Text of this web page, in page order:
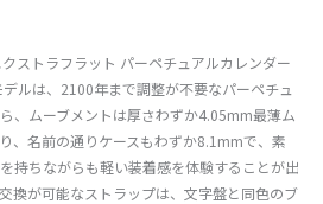
ストラフラット パーペチュアルカレンダー
ルは、2100年まで調整が不要なパーペチュ
、ムーブメントは厚さわずか4.05mm最薄ム
、名前の通りケースもわずか8.1mmで、素
持ちながらも軽い装着感を体験することが出
換が可能なストラップは、文字盤と同色のブ